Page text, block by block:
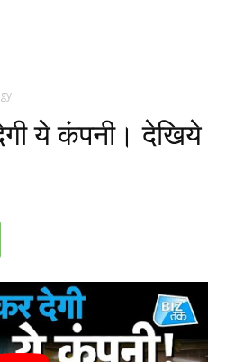
ये कंपनी। देखिये